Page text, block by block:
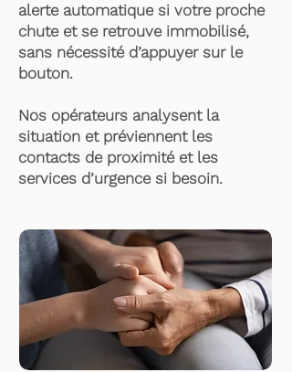
alerte automatique si votre proche
chute et se retrouve immobilisé,
sans nécessité d’appuyer sur le
bouton.
Nos opérateurs analysent la
situation et préviennent les
contacts de proximité et les
services d’urgence si besoin.